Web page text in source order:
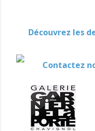
Découvrez les
Contactez